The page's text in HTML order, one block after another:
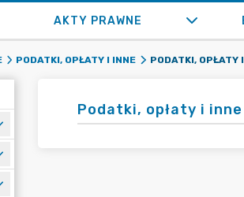
AKTY PRAWNE
PODATKI, OPŁATY I INNE PODATKI, OPŁATY
Podatki, opłaty i